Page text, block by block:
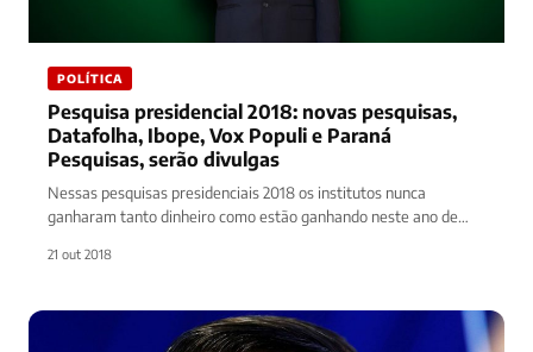
POLÍTICA
Pesquisa presidencial 2018: novas pesquisas,
Datafolha, Ibope, Vox Populi e Paraná
Pesquisas, serão divulgas
Nessas pesquisas presidenciais 2018 os institutos nunca
ganharam tanto dinheiro como estão ganhando neste ano de
21 out 2018